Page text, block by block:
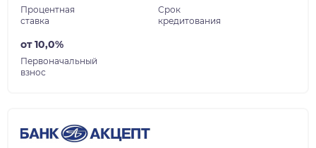
Процентная
ставка
Срок
кредитования
от 10,0%
Первоначальный
взнос